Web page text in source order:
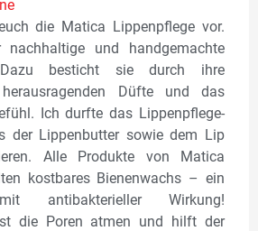
die Matica Lippenpflege vor.
und handgemachte
Dazu besticht sie durch ihre
Düfte und das
Ich durfte das Lippenpflege-
der Lippenbutter sowie dem Lip
Alle Produkte von Matica
kostbares Bienenwachs – ein
antibakterieller Wirkung!
die Poren atmen und hilft der